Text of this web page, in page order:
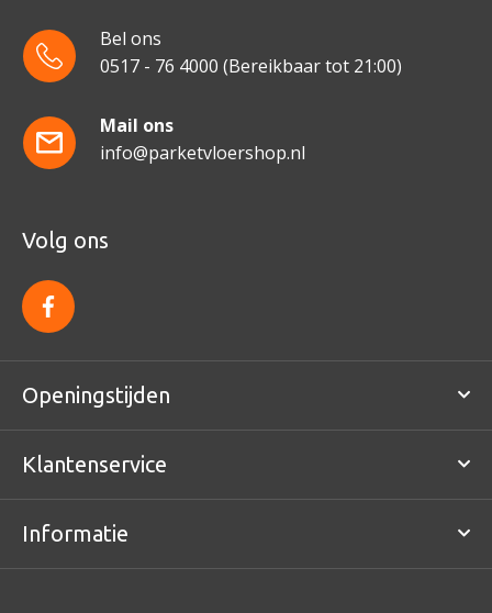
Bel ons
0517 - 76 4000 (Bereikbaar tot 21:00)
Mail ons
info@parketvloershop.nl
Volg ons
f
a
c
e
o
o
Openingstijden
Klantenservice
Informatie